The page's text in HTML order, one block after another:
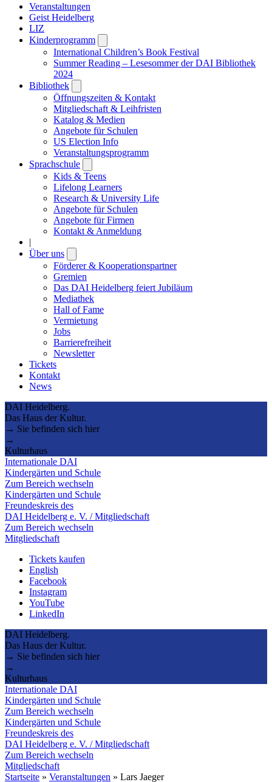
Veranstaltungen
Geist Heidelberg
LIZ
Kinderprogramm
submenu
International Children’s Book Festival
Summer Reading – Lesesommer der DAI Bibliothek
2024
Bibliothek
submenu
Öffnungszeiten & Kontakt
Mitgliedschaft & Leihfristen
Katalog & Medien
Angebote für Schulen
US Election Info
Veranstaltungsprogramm
Sprachschule
submenu
Kids & Teens
Lifelong Learners
Research & University Life
Angebote für Schulen
Angebote für Firmen
Kontakt & Anmeldung
|
Über uns
submenu
Förderer & Kooperationspartner
Gremien
Das DAI Heidelberg feiert Jubiläum
Mediathek
Hall of Fame
Vermietung
Jobs
Barrierefreiheit
Newsletter
Tickets
Kontakt
News
DAI Heidelberg.
Das Haus der Kultur.
→ Sie befinden sich hier
→
Kulturhaus
Internationale DAI
Kindergärten und Schule
Zum Bereich wechseln
Kindergärten und Schule
Freundeskreis des
DAI Heidelberg e. V. / Mitgliedschaft
Zum Bereich wechseln
Mitgliedschaft
Tickets kaufen
English
Facebook
Instagram
YouTube
LinkedIn
DAI Heidelberg.
Das Haus der Kultur.
→ Sie befinden sich hier
→
Kulturhaus
Internationale DAI
Kindergärten und Schule
Zum Bereich wechseln
Kindergärten und Schule
Freundeskreis des
DAI Heidelberg e. V. / Mitgliedschaft
Zum Bereich wechseln
Mitgliedschaft
Startseite » Veranstaltungen » Lars Jaeger